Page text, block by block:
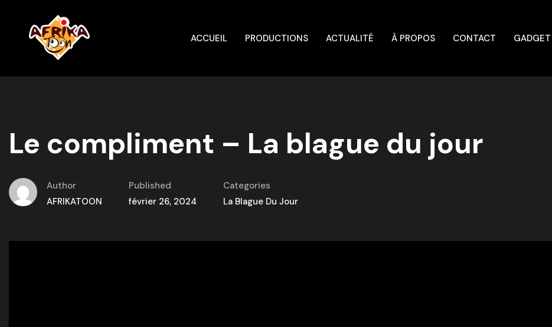
ACCUEIL PRODUCTIONS ACTUALITÉ À PROPOS CONTACT GADGET
Le compliment – La blague du jour
Author
AFRIKATOON
Published
février 26, 2024
Categories
La Blague Du Jour